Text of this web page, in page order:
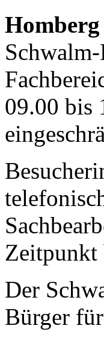
Homberg
09.00 bis
Zeitpunkt
Der
Bürger